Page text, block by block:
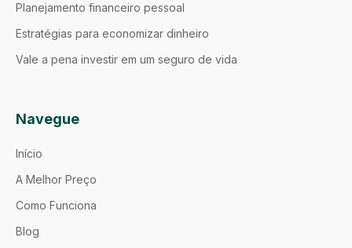
Planejamento financeiro pessoal
Estratégias para economizar dinheiro
Vale a pena investir em um seguro de vida
Navegue
Início
A Melhor Preço
Como Funciona
Blog